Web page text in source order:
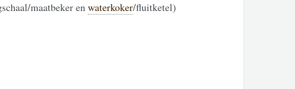
maatbeker enwaterkoker/fluitketel)